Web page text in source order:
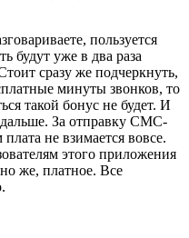
пользуется
будут уже в два раза
сразу же подчеркнуть,
минуты звонков, то
такой бонус не будет. И
дальше. За отправку СМС-
не взимается вовсе.
этого приложения
же, платное. Все